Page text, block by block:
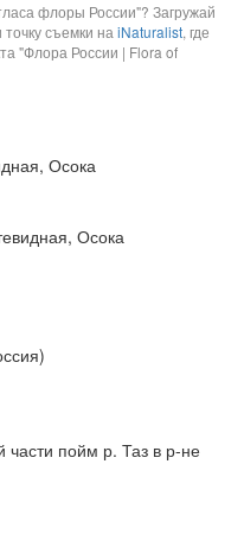
флоры России"? Загружай
съемки на iNaturalist, где
"Флора России | Flora of
Осока
Осока
части пойм р. Таз в р-не